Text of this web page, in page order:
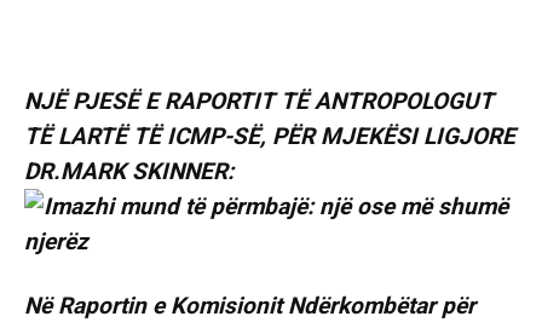
NJË PJESË E RAPORTIT TË ANTROPOLOGUT
TË LARTË TË ICMP-SË, PËR MJEKËSI LIGJORE
DR.MARK SKINNER:
Në Raportin e Komisionit Ndërkombëtar për